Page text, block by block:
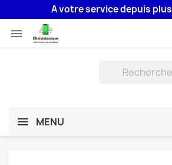
A votre service depuis plus

MENU